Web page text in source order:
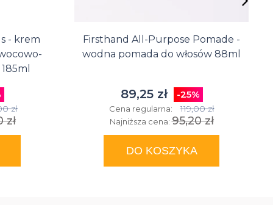
- krem
zł
zł
Firsthand All-Purpose Pomade -
wodna pomada do włosów 88ml
89,25 zł -25%
Cena regularna: 119,00 zł
Najniższa cena:95,20 zł
DO KOSZYKA